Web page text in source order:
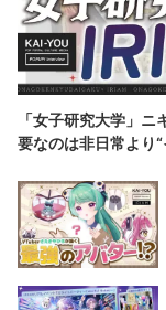
「女子研究大学」
要なのは非日常より